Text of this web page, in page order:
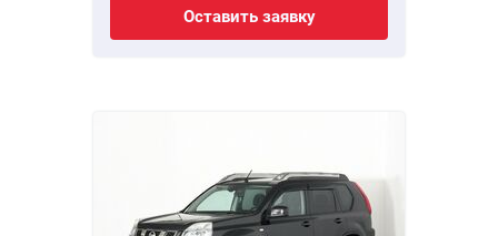
Оставить заявку